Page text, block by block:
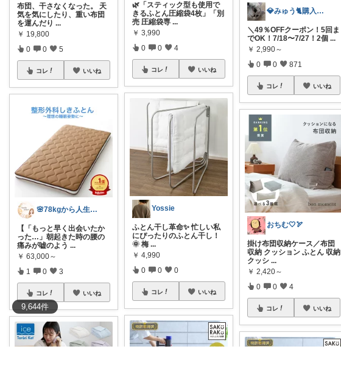
9,644件
布団、干さなくなった。 天
気を気にしたり、重い布団
を運んだり ...
￥ 19,800
0 0 5
コレ いいね
🌸78kgから人生最後のダイエット挑戦
【「もっと早く出会いたか
った…」朝起きた時の腰の
痛みが嘘のよう ...
￥ 63,000～
1 0 3
コレ いいね
🌿「スティック型も使用で
きるふとん圧縮袋4枚」「別
売 圧縮袋専 ...
￥ 3,990
0 0 4
コレ いいね
Yossie
ふとん干し革命✨ 忙しい私
にぴったりのふとん干し！
🌞 梅 ...
￥ 4,990
0 0 0
コレ いいね
💎みゅう🐈購入感謝(❀ᴗ͈ˬᴗ͈)⁾
＼49％OFFクーポン！5回ま
でOK！7/18〜7/27！2個 ...
￥ 2,990～
0 0 871
コレ いいね
おちむ🤍🏹
掛け布団収納ケース／布団
収納 クッション ふとん 収納
クッシ ...
￥ 2,420～
0 0 4
コレ いいね